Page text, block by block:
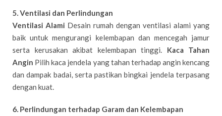
5. Ventilasi dan Perlindungan
Ventilasi Alami Desain rumah dengan ventilasi alami yang
baik untuk mengurangi kelembapan dan mencegah jamur
serta kerusakan akibat kelembapan tinggi. Kaca Tahan
Angin Pilih kaca jendela yang tahan terhadap angin kencang
dan dampak badai, serta pastikan bingkai jendela terpasang
dengan kuat.
6. Perlindungan terhadap Garam dan Kelembapan